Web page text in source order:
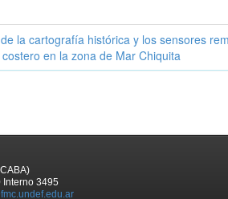
la cartografía histórica y los sensores
en la zona de Mar Chiquita
Interno 3495